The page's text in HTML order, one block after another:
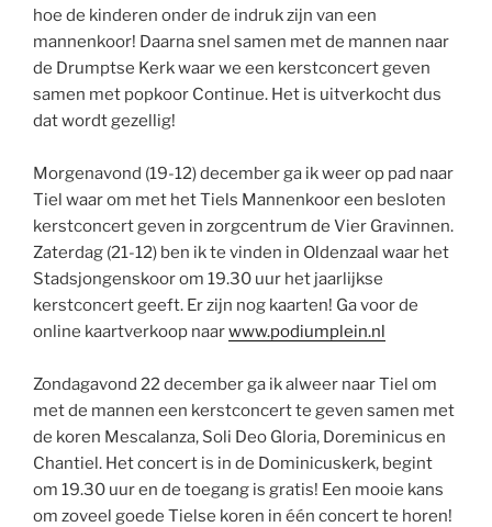
hoe de kinderen onder de indruk zijn van een
mannenkoor! Daarna snel samen met de mannen naar
de Drumptse Kerk waar we een kerstconcert geven
samen met popkoor Continue. Het is uitverkocht dus
dat wordt gezellig!
Morgenavond (19-12) december ga ik weer op pad naar
Tiel waar om met het Tiels Mannenkoor een besloten
kerstconcert geven in zorgcentrum de Vier Gravinnen.
Zaterdag (21-12) ben ik te vinden in Oldenzaal waar het
Stadsjongenskoor om 19.30 uur het jaarlijkse
kerstconcert geeft. Er zijn nog kaarten! Ga voor de
online kaartverkoop naarwww.podiumplein.nl
Zondagavond 22 december ga ik alweer naar Tiel om
met de mannen een kerstconcert te geven samen met
de koren Mescalanza, Soli Deo Gloria, Doreminicus en
Chantiel. Het concert is in de Dominicuskerk, begint
om 19.30 uur en de toegang is gratis! Een mooie kans
om zoveel goede Tielse koren in één concert te horen!